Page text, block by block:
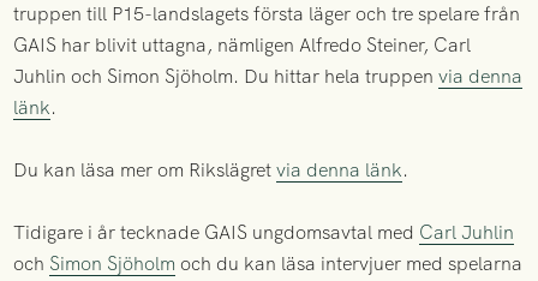
truppen till P15-landslagets första läger och tre spelare från
GAIS har blivit uttagna, nämligen Alfredo Steiner, Carl
Juhlin och Simon Sjöholm. Du hittar hela truppenvia denna
länk.
Du kan läsa mer om Rikslägretvia denna länk.
Tidigare i år tecknade GAIS ungdomsavtal med Carl Juhlin
och Simon Sjöholm och du kan läsa intervjuer med spelarna